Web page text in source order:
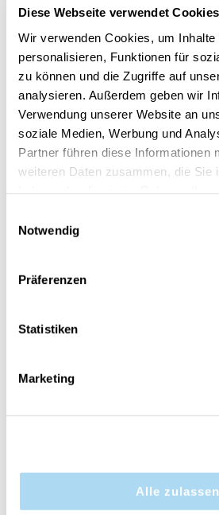
Diese Webseite verwendet Cookies
Wir verwenden Cookies, um Inhalte
personalisieren, Funktionen für
zu können und die Zugriffe auf
analysieren. Außerdem geben wir
Verwendung unserer Website an
soziale Medien, Werbung und
Partner führen diese Informationen
weiteren Daten zusammen, die Sie
Notwendig
Präferenzen
Statistiken
Marketing
Alle zulassen
North Pole Hideaway
Signature Large Jar
CHF 36.90
CHF 18.45
Signature Large Jar